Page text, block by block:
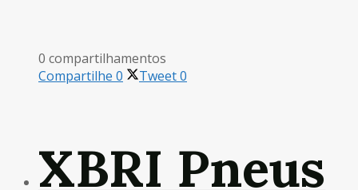
0 compartilhamentos
Compartilhe 0 Tweet0
XBRI Pneus